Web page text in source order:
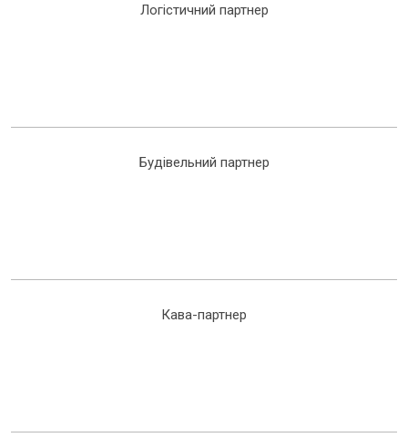
Логістичний партнер
Будівельний партнер
Кава-партнер